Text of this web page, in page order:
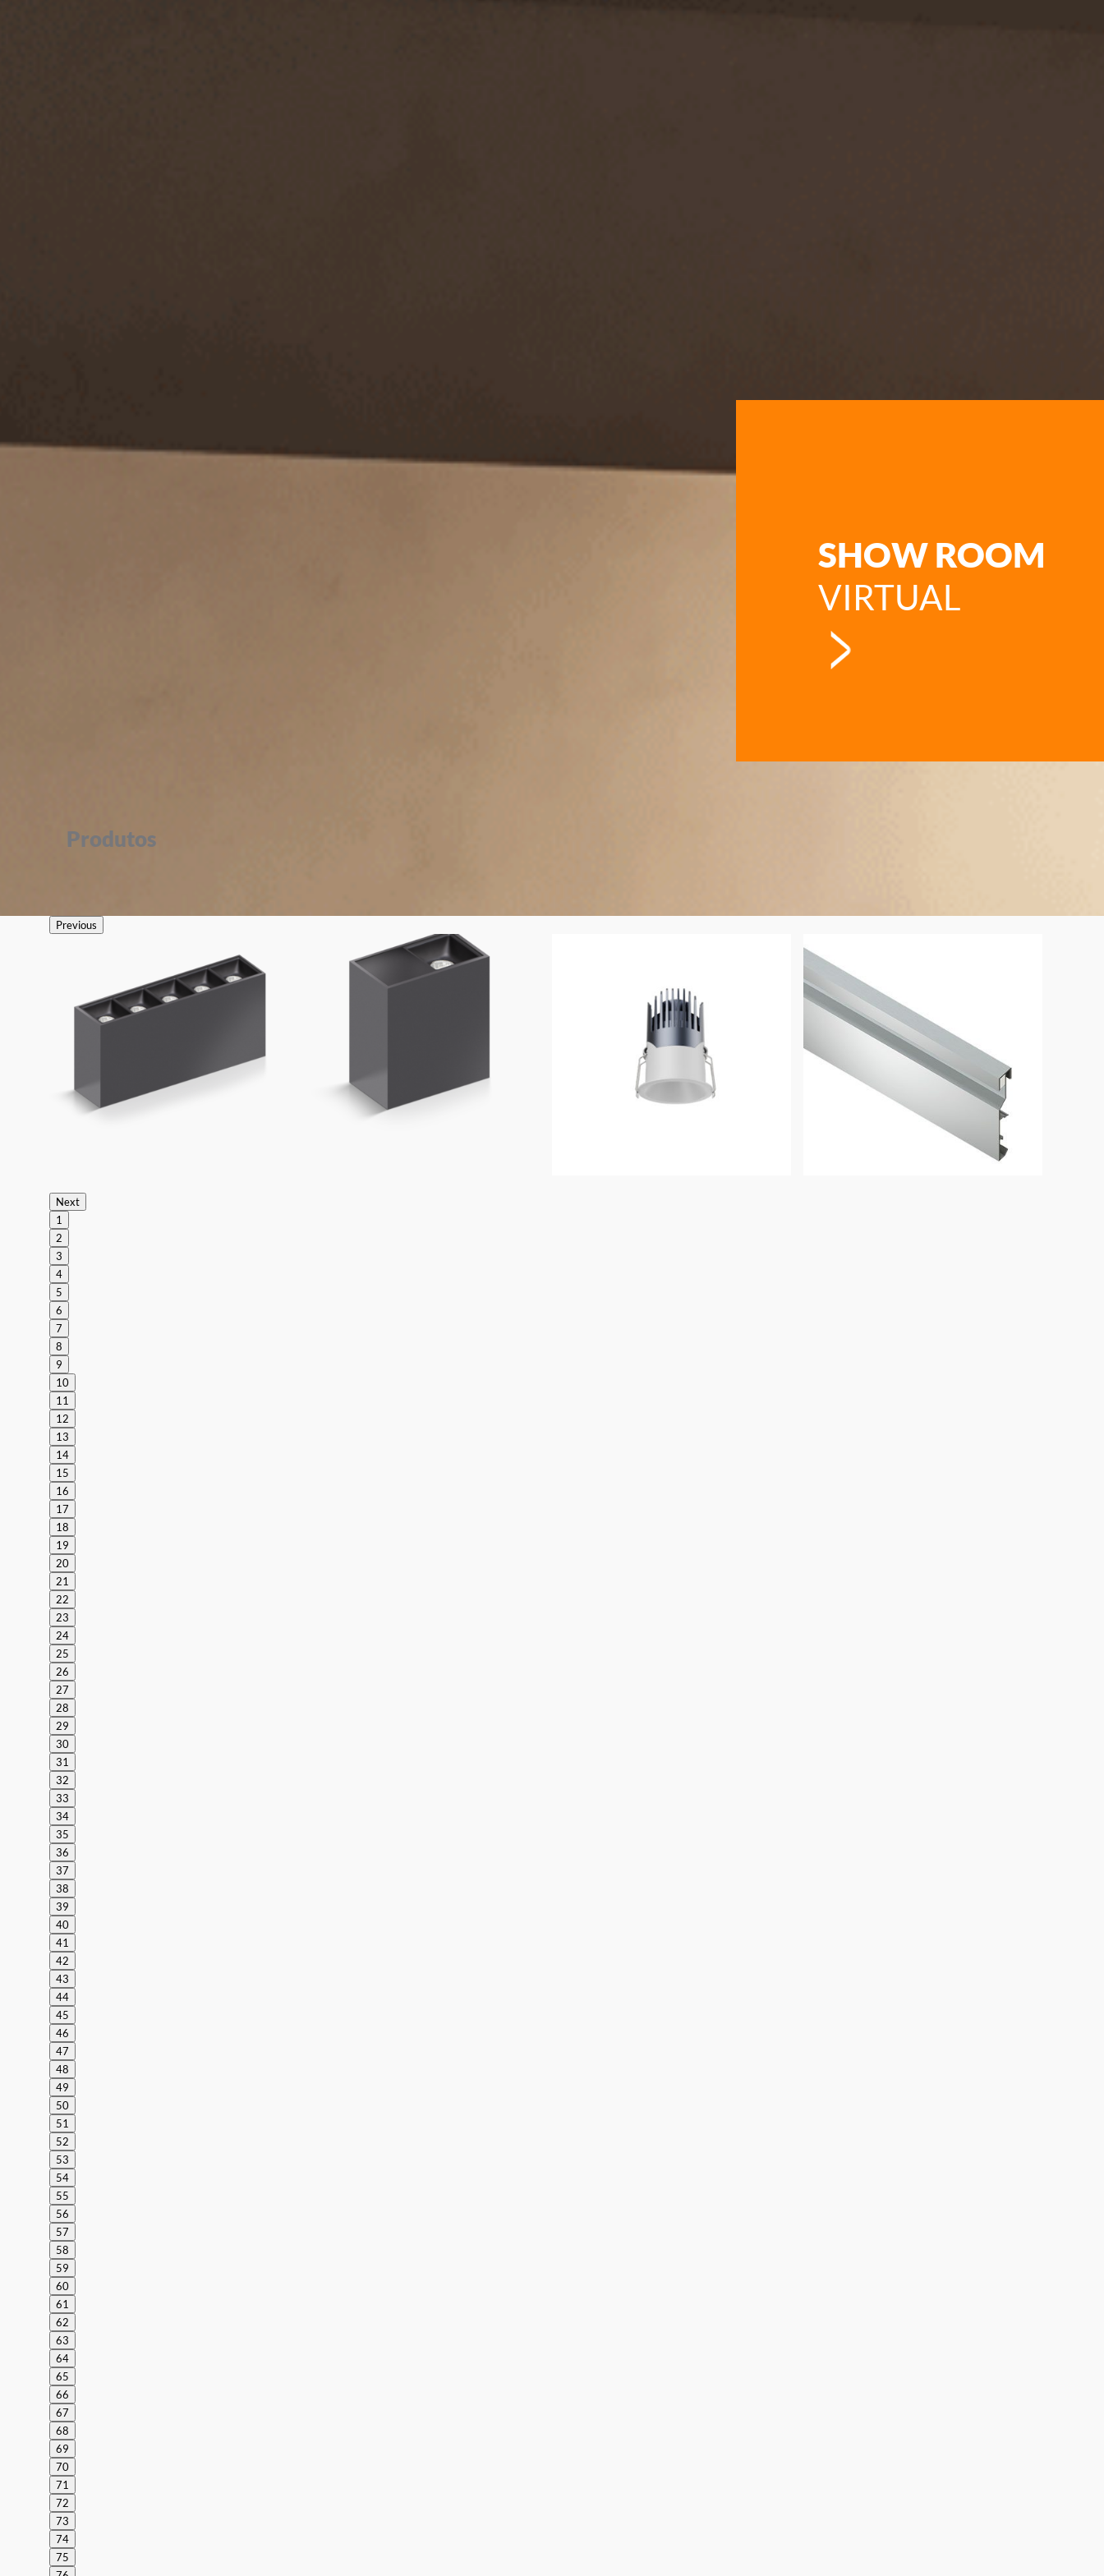
SHOW ROOM
VIRTUAL
Produtos
Previous
Next
1
2
3
4
5
6
7
8
9
10
11
12
13
14
15
16
17
18
19
20
21
22
23
24
25
26
27
28
29
30
31
32
33
34
35
36
37
38
39
40
41
42
43
44
45
46
47
48
49
50
51
52
53
54
55
56
57
58
59
60
61
62
63
64
65
66
67
68
69
70
71
72
73
74
75